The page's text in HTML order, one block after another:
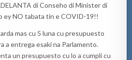
di Conseho di Minister di
ey NO tabata tin e COVID-19!!
mas cu 5 luna cu presupuesto
a entrega esaki na Parlamento.
un presupuesto cu lo a cumpli cu